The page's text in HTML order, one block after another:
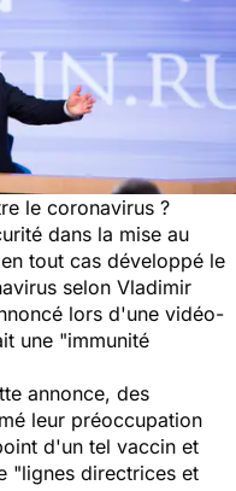
le coronavirus ?
dans la mise au
tout cas développé le
selon Vladimir
lors d'une vidéo-
une "immunité
annonce, des
leur préoccupation
d'un tel vaccin et
"lignes directrices et